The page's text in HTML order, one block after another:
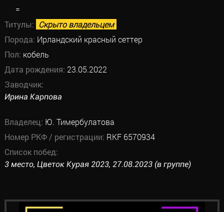
=
Титулы: Скрыто владельцем
Порода: Ирландский красный сеттер
Пол: кобель
Дата рождения: 23.05.2022
Заводчик:
Ирина Карпова
Владелец: Ю. Тимербулатова
Номер РКФ / регистрации: RKF 6570934
Список побед:
3 место, Цветок Курая 2023, 27.08.2023 (в группе)